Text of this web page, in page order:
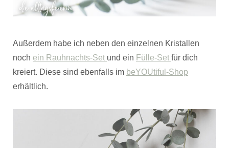
Außerdem habe ich neben den einzelnen Kristallen
noch ein Rauhnachts-Set und ein Fülle-Set für dich
kreiert. Diese sind ebenfalls im beYOUtiful-Shop
erhältlich.